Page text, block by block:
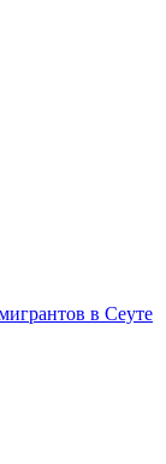
в Сеуте